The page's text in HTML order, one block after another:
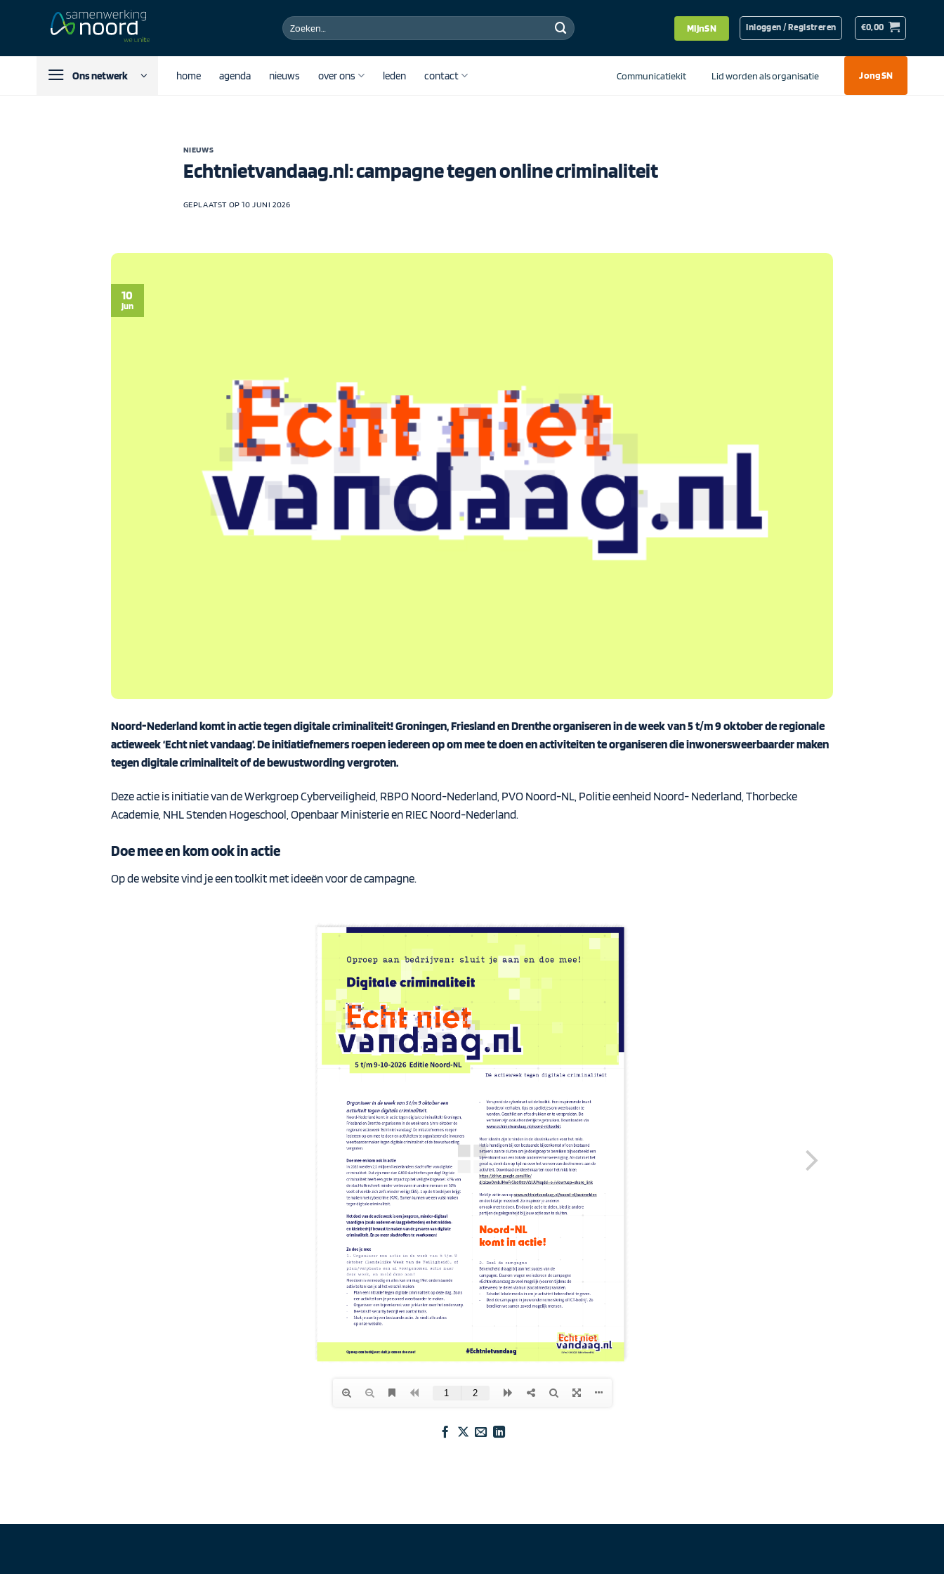
Zoeken
naar:
MijnSN Inloggen / Registreren €0,00
Ons netwerk home agenda nieuws over ons leden contact Communicatiekit Lid worden als organisatie JongSN
NIEUWS
Echtnietvandaag.nl: campagne tegen online criminaliteit
GEPLAATST OP10 JUNI 2026
10
jun
Noord-Nederland komt in actie tegen digitale criminaliteit! Groningen, Friesland en Drenthe organiseren in de week van 5 t/m 9 oktober de regionale
actieweek ‘Echt niet vandaag’. De initiatiefnemers roepen iedereen op om mee te doen en activiteiten te organiseren die inwonersweerbaarder maken
tegen digitale criminaliteit of de bewustwording vergroten.
Deze actie is initiatie van de Werkgroep Cyberveiligheid, RBPO Noord-Nederland, PVO Noord-NL, Politie eenheid Noord- Nederland, Thorbecke
Academie, NHL Stenden Hogeschool, Openbaar Ministerie en RIEC Noord-Nederland.
Doe mee en kom ook in actie
Op de website vind je eentoolkitmet ideeën voor de campagne.